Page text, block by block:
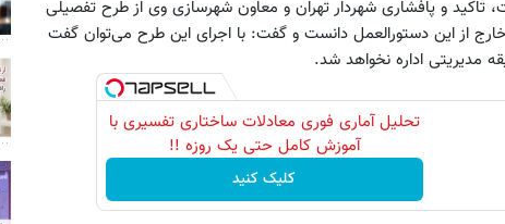
تاکید و پافشاری شهردار تهران و معاون شهرسازی وی از طرح تفصیلی
از این دستورالعمل دانست و گفت: با اجرای این طرح می‌توان گفت
مدیریتی اداره نخواهد شد.
تحلیل آماری فوری معادلات ساختاری تفسیری با
آموزش کامل حتی یک روزه !!
کلیک کنید